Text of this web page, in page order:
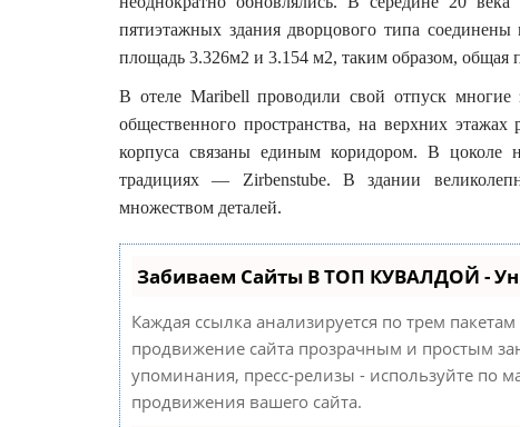
пятиэтажных здания дворцового типа
площадь 3.326м2 и 3.154 м2, таким образом,
В отеле Maribell проводили свой отпуск
общественного пространства, на верхних
корпуса связаны единым коридором. В цоколе
традициях — Zirbenstube. В здании
множеством деталей.
Забиваем Сайты В ТОП КУВАЛДОЙ -
Каждая ссылка анализируется по трем
продвижение сайта прозрачным и простым
упоминания, пресс-релизы - используйте по
продвижения вашего сайта.